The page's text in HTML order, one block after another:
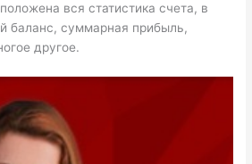
вся статистика счета, в
баланс, суммарная прибыль,
другое.